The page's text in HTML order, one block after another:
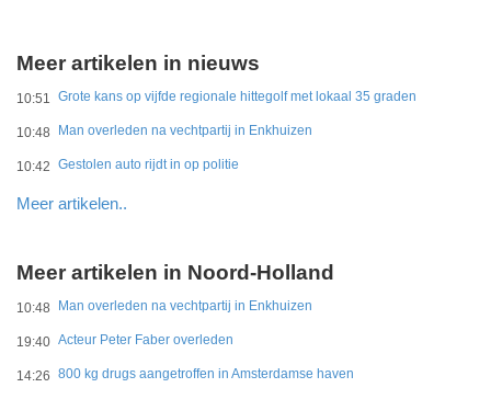
Meer artikelen in nieuws
10:51 Grote kans op vijfde regionale hittegolf met lokaal 35 graden
10:48 Man overleden na vechtpartij in Enkhuizen
10:42 Gestolen auto rijdt in op politie
Meer artikelen..
Meer artikelen in Noord-Holland
10:48 Man overleden na vechtpartij in Enkhuizen
19:40 Acteur Peter Faber overleden
14:26 800 kg drugs aangetroffen in Amsterdamse haven